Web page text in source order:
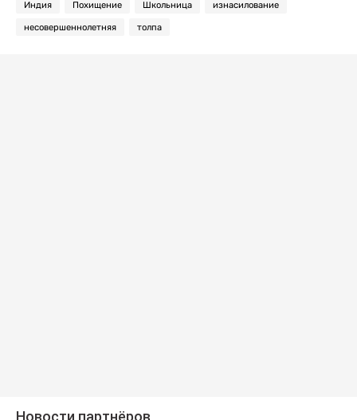
Индия Похищение Школьница изнасилование
несовершеннолетняя толпа